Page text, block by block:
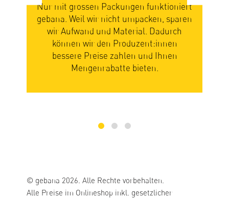
grossen Packungen funktioniert
Weil wir nicht umpacken, sparen
und Material. Dadurch
wir den Produzent:innen
Preise zahlen und Ihnen
Mengenrabatte bieten.
Die Natur
Ihre saisonalen
Sie warten also, bis
die Reise zu
lohnt sich, weil
© gebana 2026. Alle Rechte vorbehalten.
Alle Preise im Onlineshop inkl. gesetzlicher